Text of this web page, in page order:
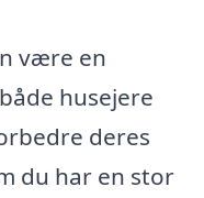
være en
husejere
deres
du har en stor